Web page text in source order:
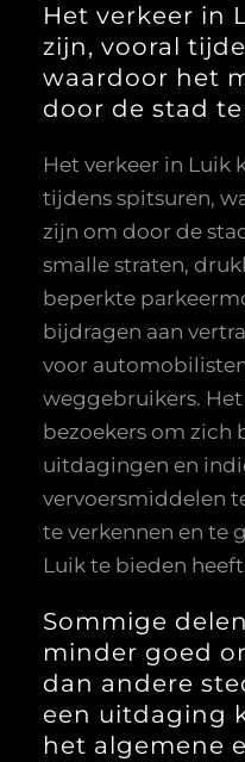
Het verkeer in
zijn, vooral
waardoor het
door de stad
Het verkeer in Luik
tijdens spitsuren,
zijn om door de
smalle straten,
beperkte
bijdragen aan
voor
weggebruikers.
bezoekers om zich
uitdagingen en
vervoersmiddelen
te verkennen en te
Luik te bieden
Sommige
minder goed
dan andere
een uitdaging
het algemene